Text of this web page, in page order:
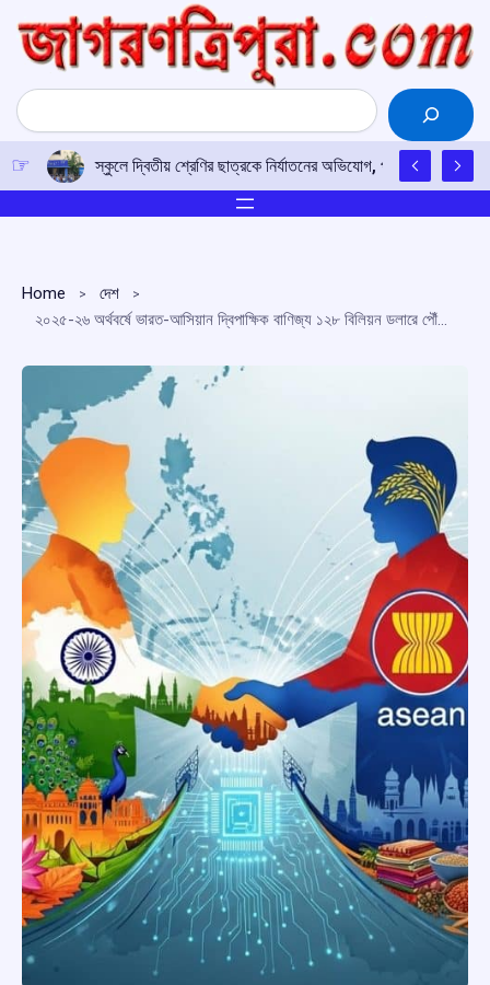
content
Search
স্কুলে দ্বিতীয় শ্রেণির ছাত্রকে নির্যাতনের অভিযোগ, প্রধান শিক্ষকের
Home
দেশ
২০২৫-২৬ অর্থবর্ষে ভারত-আসিয়ান দ্বিপাক্ষিক বাণিজ্য ১২৮ বিলিয়ন ডলারে পৌঁছেছে